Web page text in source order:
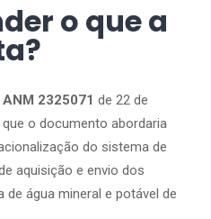
o que a
ANM 2325071 de 22 de
o documento abordaria
do sistema de
aquisição e envio dos
água mineral e potável de